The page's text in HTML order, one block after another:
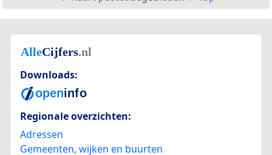
Downloads:
Regionale overzichten:
Adressen
Gemeenten, wijken en buurten